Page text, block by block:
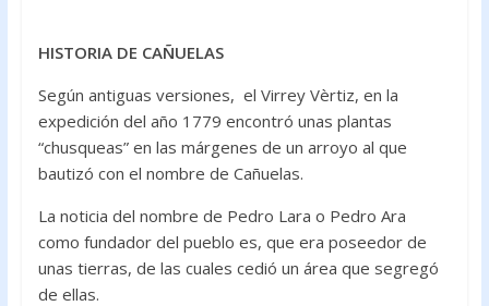
k p
HISTORIA DE CAÑUELAS
Según antiguas versiones, el Virrey Vèrtiz, en la
expedición del año 1779 encontró unas plantas
“chusqueas” en las márgenes de un arroyo al que
bautizó con el nombre de Cañuelas.
La noticia del nombre de Pedro Lara o Pedro Ara
como fundador del pueblo es, que era poseedor de
unas tierras, de las cuales cedió un área que segregó
de ellas.